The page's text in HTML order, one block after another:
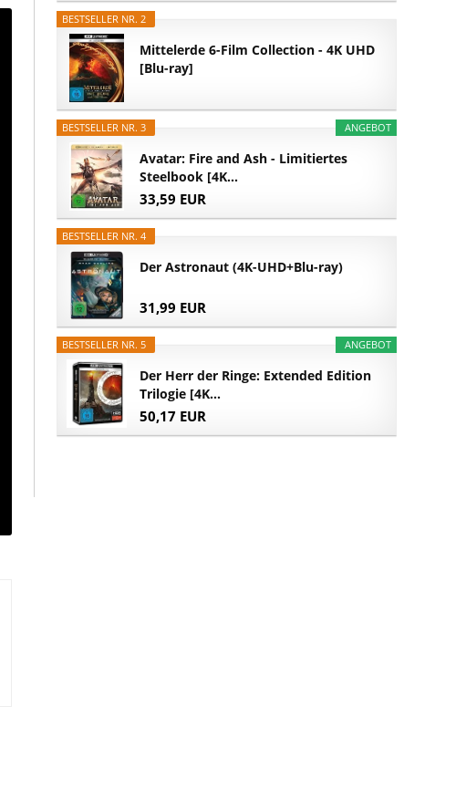
BESTSELLER NR. 2
Mittelerde 6-Film Collection - 4K UHD
[Blu-ray]
ANGEBOT
BESTSELLER NR. 3
Avatar: Fire and Ash - Limitiertes
Steelbook [4K...
33,59 EUR
BESTSELLER NR. 4
Der Astronaut (4K-UHD+Blu-ray)
31,99 EUR
ANGEBOT
BESTSELLER NR. 5
Der Herr der Ringe: Extended Edition
Trilogie [4K...
50,17 EUR